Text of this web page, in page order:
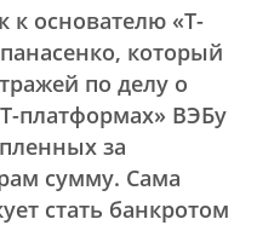
к основателю «Т-
который
по делу о
платформах» ВЭБу
за
сумму. Сама
стать банкротом